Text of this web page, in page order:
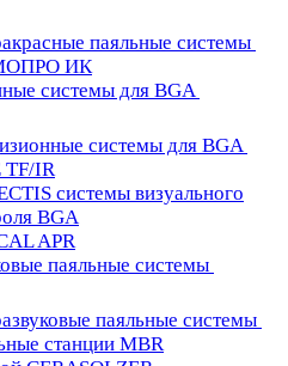
паяльные системы
ИК
системы для BGA
системы для BGA
TF/IR
системы визуального
BGA
APR
паяльные системы
паяльные системы
станции MBR